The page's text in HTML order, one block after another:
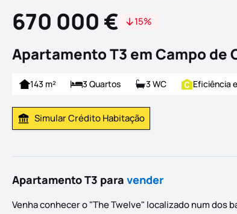
670 000 € 15%
Apartamento T3 em Campo de
143 m² 3 Quartos 3 WC Eficiência
Simular Prestação
Simular Crédito Habitação
Apartamento T3 para vender
Venha conhecer o "The Twelve" localizado num dos